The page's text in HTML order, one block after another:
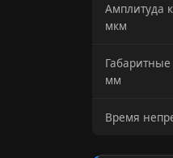
Амплитуда
мкм
мм
Время